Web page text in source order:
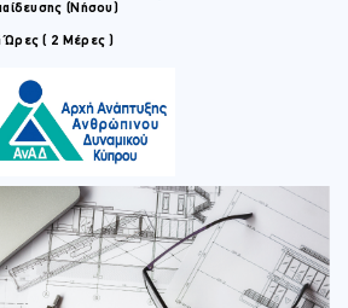
(Νήσου)
Ώρες ( 2 Μέρες )